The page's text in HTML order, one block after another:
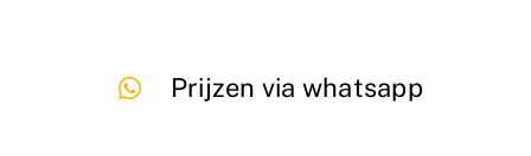
Prijzen via whatsapp